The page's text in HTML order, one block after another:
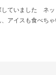
していました ネ
アイスも食べちゃ